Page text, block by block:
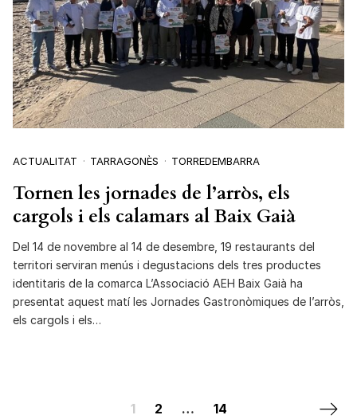
ACTUALITAT TARRAGONÈS TORREDEMBARRA
Tornen les jornades de l’arròs, els
cargols i els calamars al Baix Gaià
Del 14 de novembre al 14 de desembre, 19 restaurants del
territori serviran menús i degustacions dels tres productes
identitaris de la comarca L’Associació AEH Baix Gaià ha
presentat aquest matí les Jornades Gastronòmiques de l’arròs,
els cargols i els…
Posts navigation
1 2 … 14 Next